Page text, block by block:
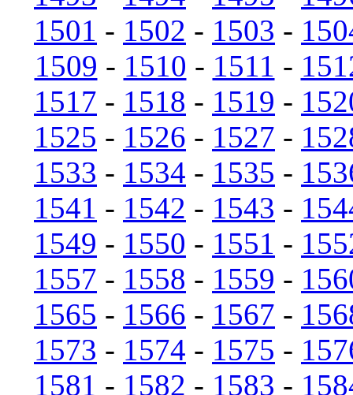
1501 - 1502 - 1503 -
1509 - 1510 - 1511 -
1517 - 1518 - 1519 -
1525 - 1526 - 1527 -
1533 - 1534 - 1535 -
1541 - 1542 - 1543 -
1549 - 1550 - 1551 -
1557 - 1558 - 1559 -
1565 - 1566 - 1567 -
1573 - 1574 - 1575 -
1581 - 1582 - 1583 -